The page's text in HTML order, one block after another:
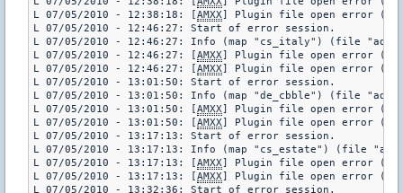
L 07/05/2010 - 12:38:18: [ AMXX ] Plugin file open error
L 07/05/2010 - 12:46:27: Start of error session.
L 07/05/2010 - 12:46:27: Info (map "cs_italy") (file
L 07/05/2010 - 12:46:27: [ AMXX ] Plugin file open error
L 07/05/2010 - 12:46:27: [ AMXX ] Plugin file open error
L 07/05/2010 - 13:01:50: Start of error session.
L 07/05/2010 - 13:01:50: Info (map "de_cbble") (file
L 07/05/2010 - 13:01:50: [ AMXX ] Plugin file open error
L 07/05/2010 - 13:01:50: [ AMXX ] Plugin file open error
L 07/05/2010 - 13:17:13: Start of error session.
L 07/05/2010 - 13:17:13: Info (map "cs_estate") (file
L 07/05/2010 - 13:17:13: [ AMXX ] Plugin file open error
L 07/05/2010 - 13:17:13: [ AMXX ] Plugin file open error
L 07/05/2010 - 13:32:36: Start of error session.